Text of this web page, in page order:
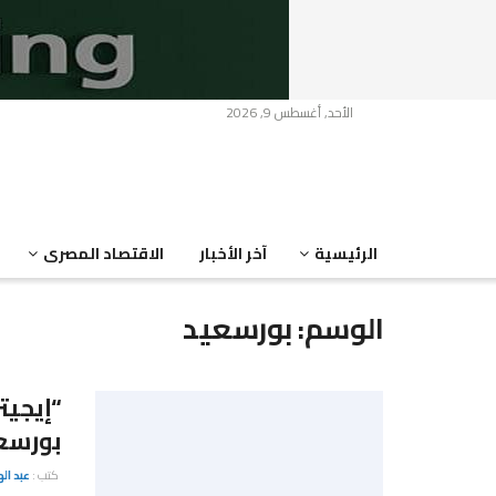
الأحد, أغسطس 9, 2026
الرئيسية آخر الأخبار الاقتصاد المصرى
الوسم:بورسعيد
كتب : عبد